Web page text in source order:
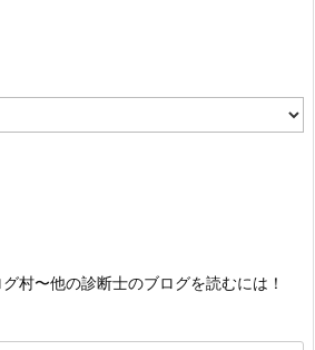
村〜他の診断士のブログを読むには！